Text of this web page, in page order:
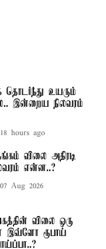
தொடர்ந்து உயரும்
இன்றைய நிலவரம்
18 hours ago
விலை அதிரடி
என்ன..?
07 Aug 2026
விலை ஒரு
இவ்ளோ ரூபாய்